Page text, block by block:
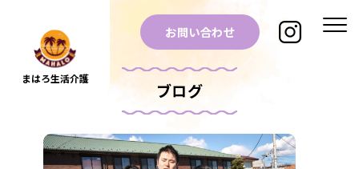
まはろ生活介護
お問い合わせ
ブログ